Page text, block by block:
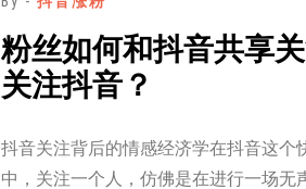
粉丝如何和抖音共享
关注抖音？
抖音关注背后的情感经济学在抖音这个
中，关注一个人，仿佛是在进行一场无